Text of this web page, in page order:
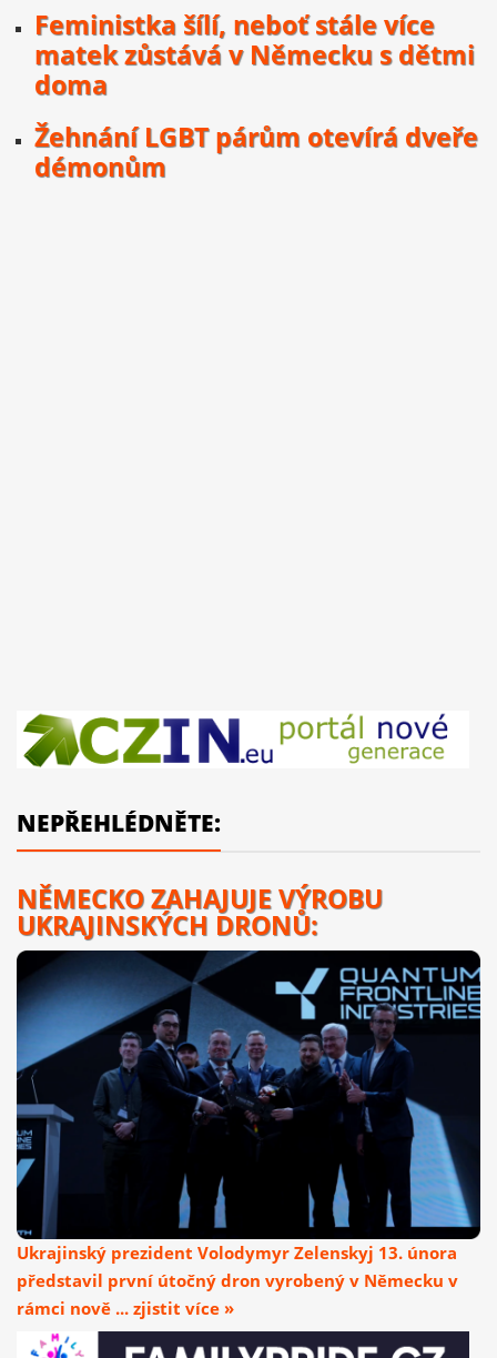
Feministka šílí, neboť stále více
matek zůstává v Německu s dětmi
doma
Žehnání LGBT párům otevírá dveře
démonům
NEPŘEHLÉDNĚTE:
NĚMECKO ZAHAJUJE VÝROBU
UKRAJINSKÝCH DRONŮ:
Ukrajinský prezident Volodymyr Zelenskyj 13. února
představil první útočný dron vyrobený v Německu v
rámci nově ... zjistit více »